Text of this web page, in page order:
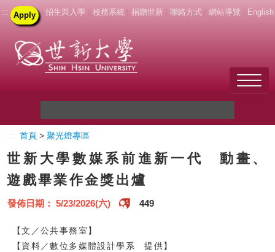
::: Apply | 招生與入學 校務系統 捐贈世新 聯絡方式 網站導覽 English
關於世新
未來學生
新生
在校生
首頁 >聚光燈專區
世新大學數媒系前進新一代 動畫、
遊戲畢業作金獎出爐
發佈日期： 5/23/2026(六) 449
【文／公共事務室】
【資料／數位多媒體設計學系 提供】